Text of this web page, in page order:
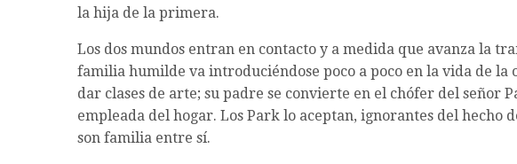
la hija de la primera.
Los dos mundos entran en contacto y a medida que avanza la
familia humilde va introduciéndose poco a poco en la vida de la
dar clases de arte; su padre se convierte en el chófer del señor
empleada del hogar. Los Park lo aceptan, ignorantes del hecho
son familia entre sí.